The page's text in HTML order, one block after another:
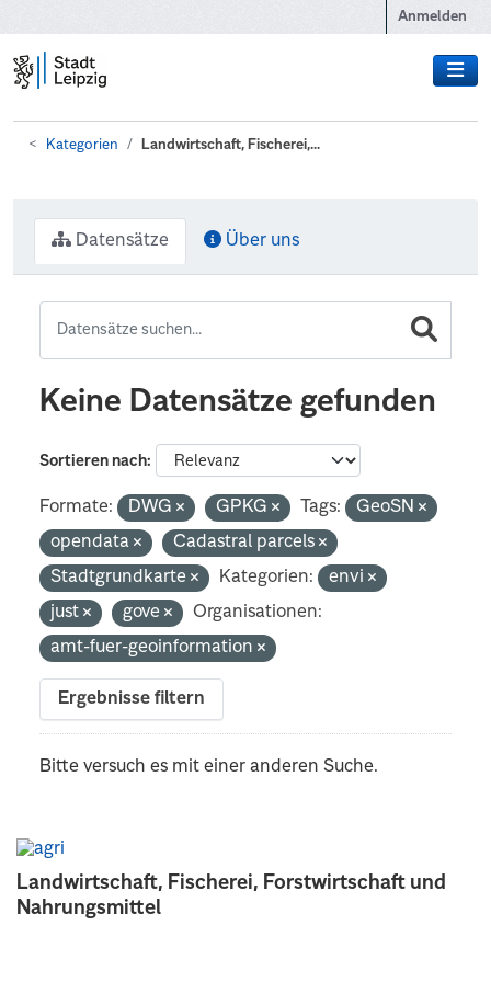
Anmelden
Kategorien Landwirtschaft, Fischerei,...
Landwirtschaft, Fischerei, Forstwirtschaft und
Nahrungsmittel
Datensätze Über uns
Keine Datensätze gefunden
Sortieren nach
Formate: DWG GPKG Tags:
GeoSN
opendata
Cadastral parcels
Stadtgrundkarte
Kategorien:
envi
just
gove
Organisationen:
amt-fuer-geoinformation
Ergebnisse filtern
Bitte versuch es mit einer anderen Suche.